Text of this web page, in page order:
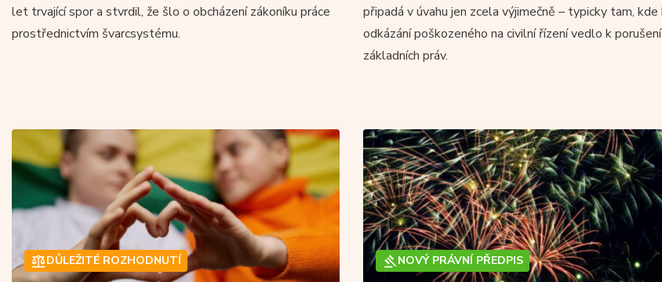
let trvající spor a stvrdil, že šlo o obcházení zákoníku práce
prostřednictvím švarcsystému.
připadá v úvahu jen zcela výjimečně – typicky tam, kde
odkázání poškozeného na civilní řízení vedlo k
základních práv.
DŮLEŽITÉ ROZHODNUTÍ NOVÝ PRÁVNÍ PŘEDPIS